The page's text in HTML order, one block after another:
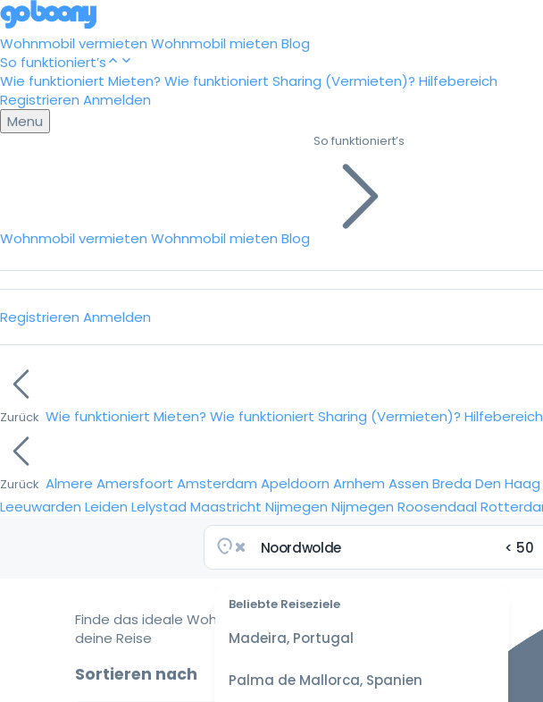
Wohnmobil vermieten Wohnmobil mieten Blog
So funktioniert’s
Wie funktioniert Mieten? Wie funktioniert Sharing (Vermieten)? Hilfebereich
Registrieren Anmelden
Menu
Wohnmobil vermieten Wohnmobil mieten Blog
So funktioniert’s
Registrieren Anmelden
Zurück Wie funktioniert Mieten? Wie funktioniert Sharing (Vermieten)? Hilfebereich
Zurück Almere Amersfoort Amsterdam Apeldoorn Arnhem Assen Breda Den Haag
Leeuwarden Leiden Lelystad Maastricht Nijmegen Nijmegen Roosendaal
Beliebte Reiseziele
Madeira, Portugal
Palma de Mallorca, Spanien
Finde das ideale Wohnmobil für
deine Reise
Sortieren nach